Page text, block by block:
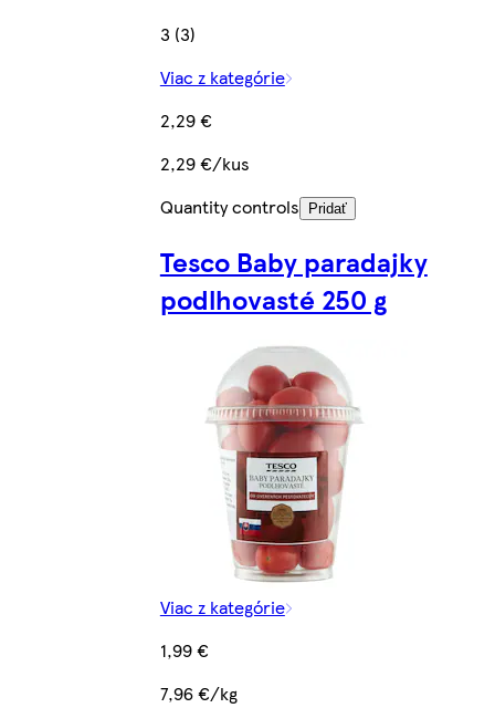
3 (3)
Viac z kategórie
2,29 €
2,29 €/kus
Quantity controls
Pridať
Tesco Baby paradajky
podlhovasté 250 g
Viac z kategórie
1,99 €
7,96 €/kg